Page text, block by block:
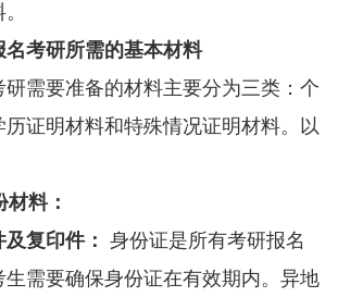
名考研所需的基本材料
研需要准备的材料主要分为三类：个
历证明材料和特殊情况证明材料。以
料：
复印件： 身份证是所有考研报名
生需要确保身份证在有效期内。异地